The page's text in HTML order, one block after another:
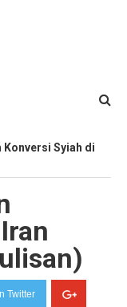
Konversi Syiah di
Twitter